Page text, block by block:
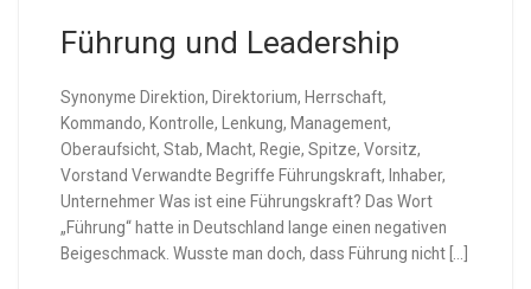
Führung und Leadership
Synonyme Direktion, Direktorium, Herrschaft,
Kommando, Kontrolle, Lenkung, Management,
Oberaufsicht, Stab, Macht, Regie, Spitze, Vorsitz,
Vorstand Verwandte Begriffe Führungskraft, Inhaber,
Unternehmer Was ist eine Führungskraft? Das Wort
„Führung“ hatte in Deutschland lange einen negativen
Beigeschmack. Wusste man doch, dass Führung nicht […]